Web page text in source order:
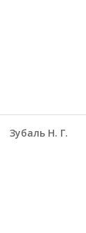
Зубаль Н. Г.